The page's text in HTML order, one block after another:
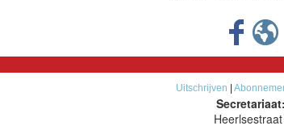
Uitschrijven
Secretariaat: